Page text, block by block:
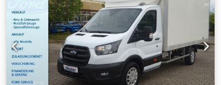
stupnjeva prijenosa:6, emisijska klasa:Euro 6
sjedala:
, ukupna duljina: 6.680 mm, ukupna širina:
mm, ukupna visina:3.075 mm, duljina prostora za utovar:
4.150 mm
, širina utovarnog prostora:2.100 mm
, visina
utovarnog prostora:2.100 mm, Godina proizvodnje: 2024,
Oprema:
ABS, AdBlue, Bluetooth, EBS (Elektronički kočni
sustav), USB priključak, električno podesivo ogledalo,
električno upravljanje prozorima, elektronički program